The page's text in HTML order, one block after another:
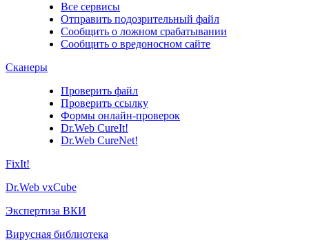
Все сервисы
Отправить подозрительный файл
Сообщить о ложном срабатывании
Сообщить о вредоносном сайте
Сканеры
Проверить файл
Проверить ссылку
Формы онлайн-проверок
Dr.Web CureIt!
Dr.Web CureNet!
FixIt!
Dr.Web vxCube
Экспертиза ВКИ
Вирусная библиотека